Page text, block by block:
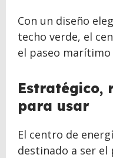
Con un diseño
techo verde, el
el paseo marítimo
Estratégico,
para usar
El centro de
destinado a ser